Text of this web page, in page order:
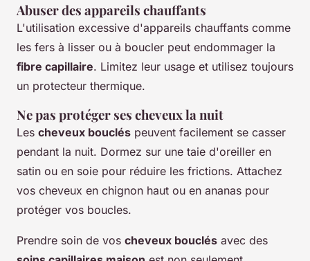
Abuser des appareils chauffants
L'utilisation excessive d'appareils chauffants comme
les fers à lisser ou à boucler peut endommager la
fibre capillaire. Limitez leur usage et utilisez toujours
un protecteur thermique.
Ne pas protéger ses cheveux la nuit
Les cheveux bouclés peuvent facilement se casser
pendant la nuit. Dormez sur une taie d'oreiller en
satin ou en soie pour réduire les frictions. Attachez
vos cheveux en chignon haut ou en ananas pour
protéger vos boucles.
Prendre soin de vos cheveux bouclés avec des